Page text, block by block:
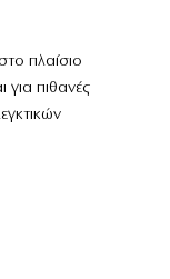
πλαίσιο
πιθανές